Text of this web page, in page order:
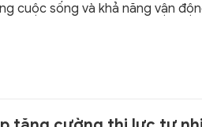
cuộc sống và khả năng vận